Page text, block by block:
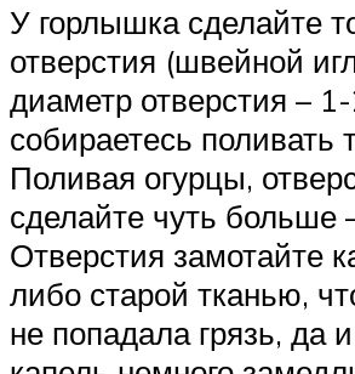
У горлышка сделайте
отверстия (швейной
диаметр отверстия –
собираетесь поливать
Поливая огурцы,
сделайте чуть
Отверстия замотайте
либо старой тканью,
не попадала грязь, да